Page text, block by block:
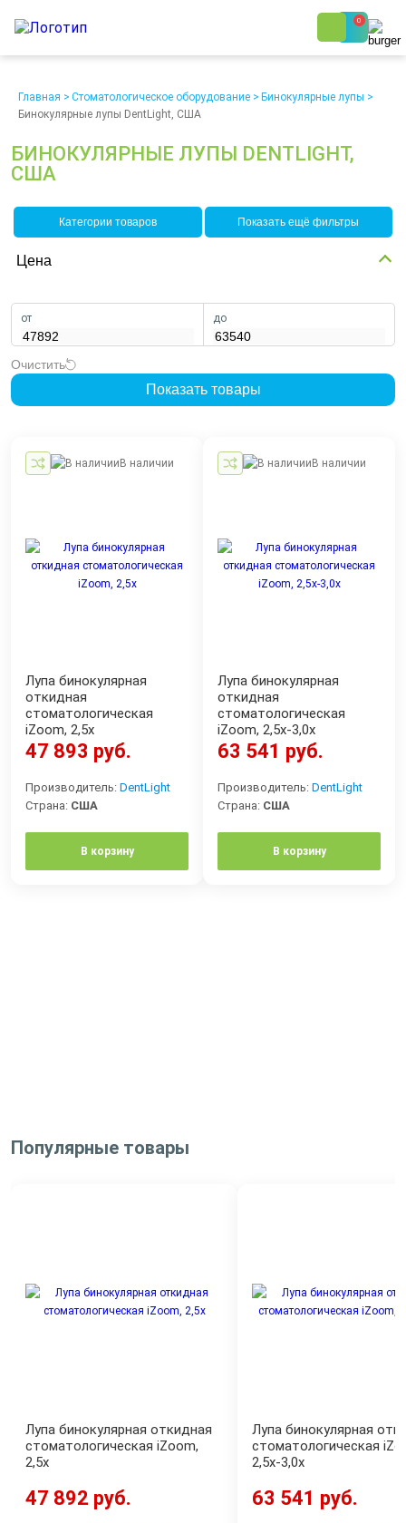
0
Ежедневно с 9:00 до 19:00
О компании
Доставка
Кредит/Лизинг
Возврат
Статьи
Главная > Стоматологическое оборудование > Бинокулярные лупы >
Бинокулярные лупы DentLight, США
БИНОКУЛЯРНЫЕ ЛУПЫ DENTLIGHT,
США
Категории товаров Показать ещё фильтры
Цена
от до
Очистить
Показать товары
В наличии
Лупа бинокулярная
откидная
стоматологическая
iZoom, 2,5x
47 893 руб.
Производитель: DentLight
Страна: США
В корзину
В наличии
Лупа бинокулярная
откидная
стоматологическая
iZoom, 2,5х-3,0х
63 541 руб.
Производитель: DentLight
Страна: США
В корзину
Популярные товары
Лупа бинокулярная откидная
стоматологическая iZoom,
2,5x
47 892 руб.
Лупа бинокулярная
стоматологическая
2,5х-3,0х
63 541 руб.